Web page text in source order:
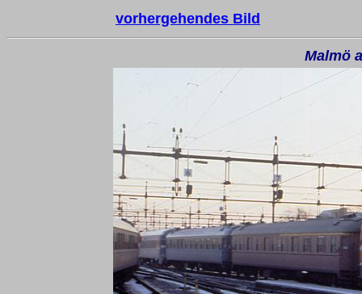
vorhergehendes Bild
Malmö